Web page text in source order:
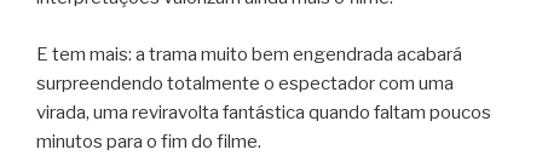
E tem mais: a trama muito bem engendrada acabará
surpreendendo totalmente o espectador com uma
virada, uma reviravolta fantástica quando faltam poucos
minutos para o fim do filme.